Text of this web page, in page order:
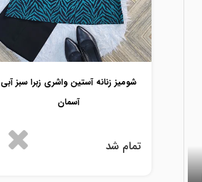
شومیز زنانه آستین واشری زبرا سبز آبی
آسمان
تمام شد